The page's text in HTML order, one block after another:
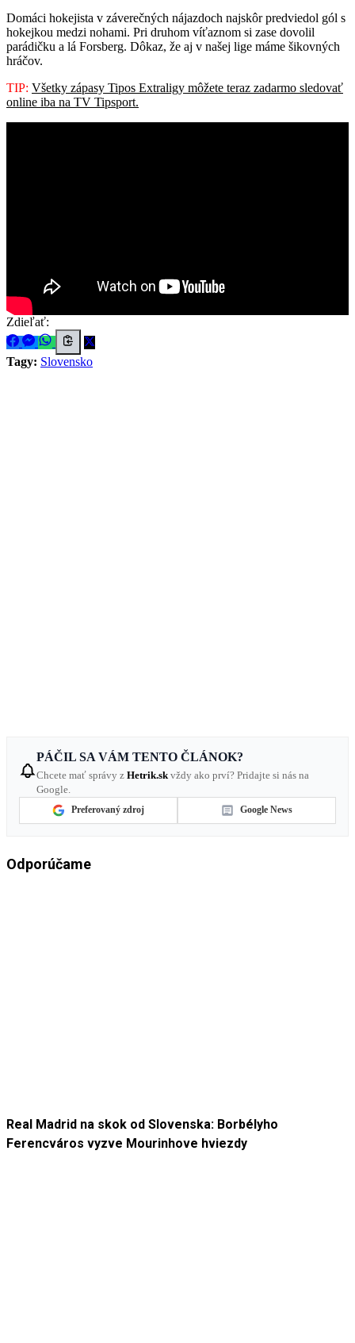
Domáci hokejista v záverečných nájazdoch najskôr predviedol gól s
hokejkou medzi nohami. Pri druhom víťaznom si zase dovolil
parádičku a lá Forsberg. Dôkaz, že aj v našej lige máme šikovných
hráčov.
TIP: Všetky zápasy Tipos Extraligy môžete teraz zadarmo sledovať
online iba na TV Tipsport.
Zdieľať:
Tagy: Slovensko
PÁČIL SA VÁM TENTO ČLÁNOK?
Chcete mať správy z Hetrik.sk vždy ako prví? Pridajte si nás na
Google.
Preferovaný zdroj Google News
Odporúčame
Real Madrid na skok od Slovenska: Borbélyho
Ferencváros vyzve Mourinhove hviezdy